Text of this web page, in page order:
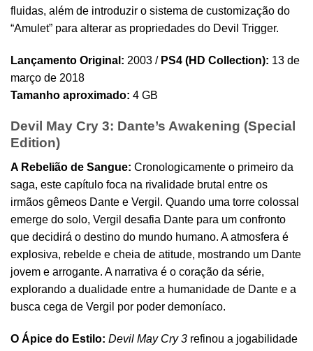
fluidas, além de introduzir o sistema de customização do
“Amulet” para alterar as propriedades do Devil Trigger.
Lançamento Original: 2003 / PS4 (HD Collection): 13 de
março de 2018
Tamanho aproximado: 4 GB
Devil May Cry 3: Dante’s Awakening (Special
Edition)
A Rebelião de Sangue: Cronologicamente o primeiro da
saga, este capítulo foca na rivalidade brutal entre os
irmãos gêmeos Dante e Vergil. Quando uma torre colossal
emerge do solo, Vergil desafia Dante para um confronto
que decidirá o destino do mundo humano. A atmosfera é
explosiva, rebelde e cheia de atitude, mostrando um Dante
jovem e arrogante. A narrativa é o coração da série,
explorando a dualidade entre a humanidade de Dante e a
busca cega de Vergil por poder demoníaco.
O Ápice do Estilo: Devil May Cry 3 refinou a jogabilidade